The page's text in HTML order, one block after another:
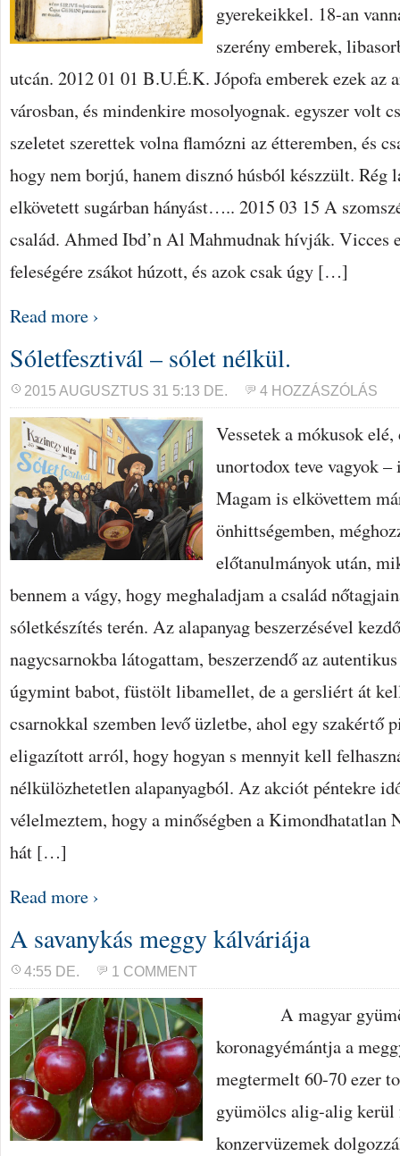
gyerekeikkel. 18-an
szerény emberek,
utcán. 2012 01 01 B.U.É.K. Jópofa emberek ezek az
városban, és mindenkire mosolyognak. egyszer volt
szeletet szerettek volna flamózni az étteremben, és
hogy nem borjú, hanem disznó húsból készzült. Rég
elkövetett sugárban hányást….. 2015 03 15 A
család. Ahmed Ibd’n Al Mahmudnak hívják. Vicces
feleségére zsákot húzott, és azok csak úgy […]
Read more ›
Sóletfesztivál – sólet nélkül.
2015 AUGUSZTUS 31 5:13 DE. 4 HOZZÁSZÓLÁS
Vessetek a mókusok
unortodox teve vagyok
Magam is elkövettem
önhittségemben,
előtanulmányok után,
bennem a vágy, hogy meghaladjam a család
sóletkészítés terén. Az alapanyag beszerzésével
nagycsarnokba látogattam, beszerzendő az
úgymint babot, füstölt libamellet, de a gersliért át
csarnokkal szemben levő üzletbe, ahol egy szakértő
eligazított arról, hogy hogyan s mennyit kell
nélkülözhetetlen alapanyagból. Az akciót péntekre
vélelmeztem, hogy a minőségben a Kimondhatatlan
hát […]
Read more ›
A savanykás meggy kálváriája
4:55 DE. 1 COMMENT
A magyar
koronagyémántja a
megtermelt 60-70 ezer
gyümölcs alig-alig kerül
konzervüzemek